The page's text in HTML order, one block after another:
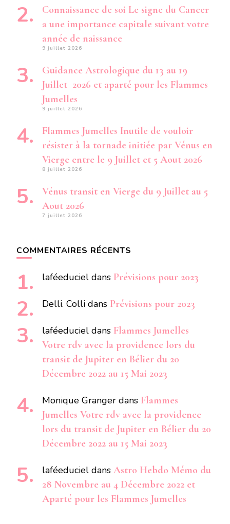
Connaissance de soi Le signe du Cancer
a une importance capitale suivant votre
année de naissance
9 juillet 2026
Guidance Astrologique du 13 au 19
Juillet 2026 et aparté pour les Flammes
Jumelles
9 juillet 2026
Flammes Jumelles Inutile de vouloir
résister à la tornade initiée par Vénus en
Vierge entre le 9 Juillet et 5 Aout 2026
8 juillet 2026
Vénus transit en Vierge du 9 Juillet au 5
Aout 2026
7 juillet 2026
COMMENTAIRES RÉCENTS
laféeduciel dans Prévisions pour 2023
Delli. Colli dans Prévisions pour 2023
laféeduciel dans Flammes Jumelles
Votre rdv avec la providence lors du
transit de Jupiter en Bélier du 20
Décembre 2022 au 15 Mai 2023
Monique Granger dans Flammes
Jumelles Votre rdv avec la providence
lors du transit de Jupiter en Bélier du 20
Décembre 2022 au 15 Mai 2023
laféeduciel dans Astro Hebdo Mémo du
28 Novembre au 4 Décembre 2022 et
Aparté pour les Flammes Jumelles